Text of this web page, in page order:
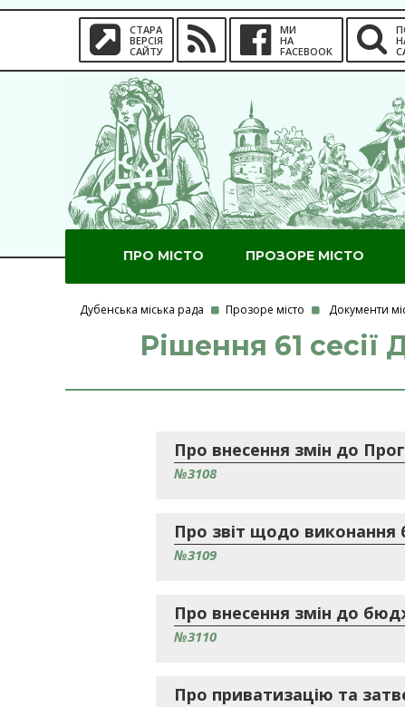
СТАРА
ВЕРСІЯ
САЙТУ
МИ
НА
FACEBOOK
ПРО МІСТО ПРОЗОРЕ МІСТО
Дубенська міська рада Прозоре місто Документи
Рішення 61 сесії
Про внесення змін до
№3108
Про звіт щодо виконання
№3109
Про внесення змін до
№3110
Про приватизацію та